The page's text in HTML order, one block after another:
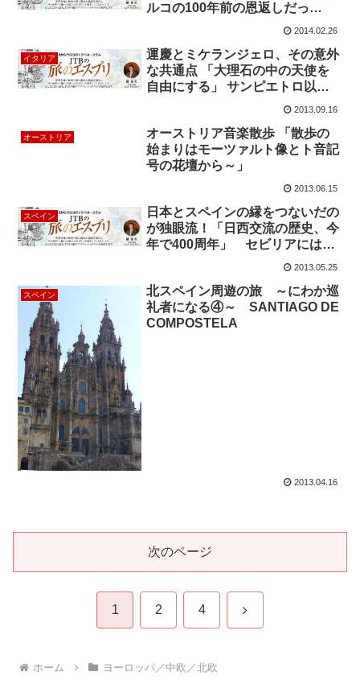
ルコの100年前の恩返しだっ
2014.02.26
イタリア
運慶とミケランジェロ、その意外
な共通点 「大理石の中の天使を
自由にする」 サンピエトロ以外
に3作の未完のピエタがあった？
2013.09.16
オーストリア
オーストリア音楽散歩 「散歩の
始まりはモーツァルト像とト音記
号の花壇から～」
2013.06.15
スペイン
日本とスペインの縁をつないだの
が独眼流！「日西交流の歴史、今
年で400周年」 セビリアには
2013.05.25
スペイン
北スペイン周遊の旅 ～にわか巡
礼者になる④～ SANTIAGO DE
COMPOSTELA
2013.04.16
次のページ
1 2 4 次
ホーム ヨーロッパ／中欧／北欧